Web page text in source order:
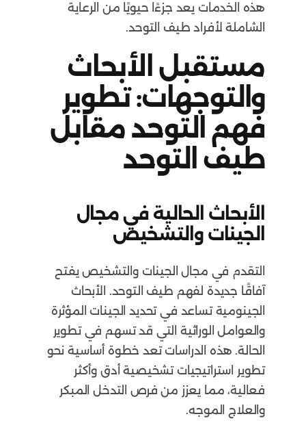
هذه الخدمات يعد جزءًا حيويًا من الرعاية
الشاملة لأفراد طيف التوحد.
مستقبل الأبحاث
والتوجهات: تطوير
فهم التوحد مقابل
طيف التوحد
الأبحاث الحالية في مجال
الجينات والتشخيص
التقدم في مجال الجينات والتشخيص يفتح
آفاقًا جديدة لفهم طيف التوحد. الأبحاث
الجينومية تساعد في تحديد الجينات المؤثرة
والعوامل الوراثية التي قد تسهم في تطوير
الحالة. هذه الدراسات تعد خطوة أساسية نحو
تطوير استراتيجيات تشخيصية أدق وأكثر
فعالية، مما يعزز من فرص التدخل المبكر
والعلاج الموجه.